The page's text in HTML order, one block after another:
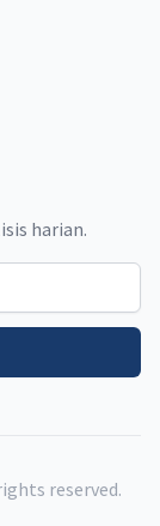
harian.
reserved.